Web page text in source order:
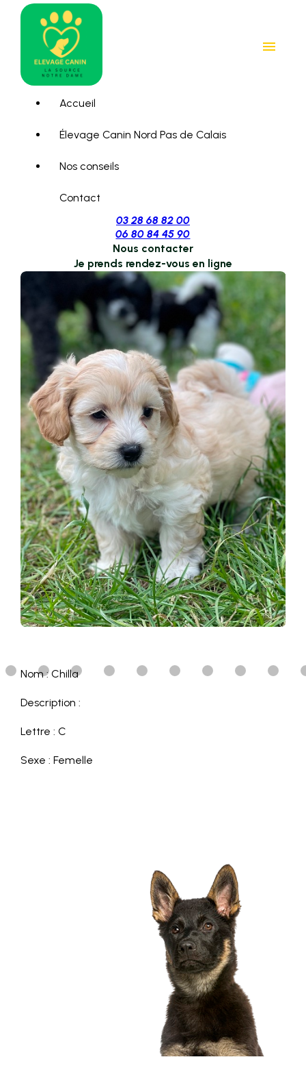
menu
Accueil
Élevage Canin Nord Pas de Calais
Nos conseils
Contact
03 28 68 82 00
06 80 84 45 90
Nous contacter
Je prends rendez-vous en ligne
Nom : Chilla
Description :
Lettre : C
Sexe : Femelle
Panneau de gestion des cookies